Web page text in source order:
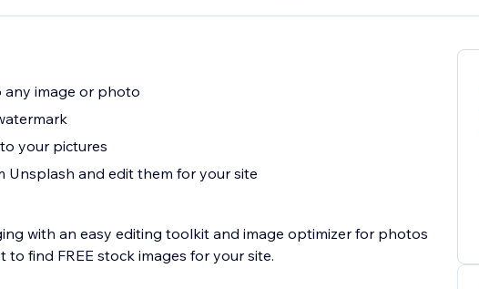
any image or photo
your pictures
Unsplash and edit them for your site
with an easy editing toolkit and image optimizer for photos
to find FREE stock images for your site.